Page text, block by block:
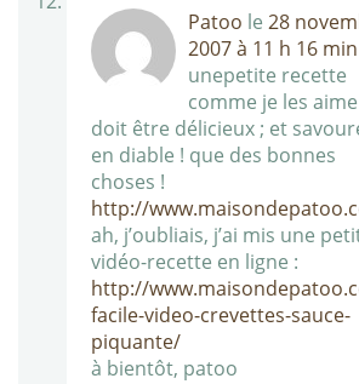
Patoo le 28
2007 à 11 h 16 min
unepetite recette
comme je les
doit être délicieux ; et
en diable ! que des bonnes
choses !
http://
ah, j’oubliais, j’ai mis une
vidéo-recette en ligne :
http://
facile-video-crevettes-sauce-
piquante/
à bientôt, patoo